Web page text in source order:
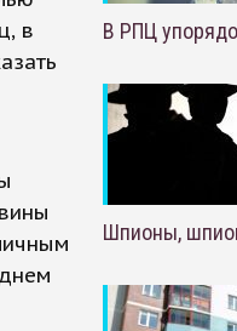
в
В РПЦ
Шпионы,